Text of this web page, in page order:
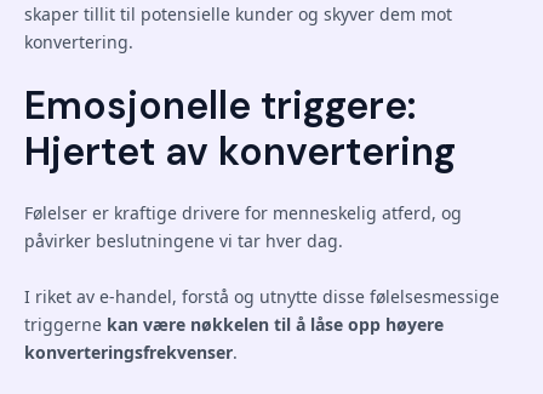
skaper tillit til potensielle kunder og skyver dem mot
konvertering.
Emosjonelle triggere:
Hjertet av konvertering
Følelser er kraftige drivere for menneskelig atferd, og
påvirker beslutningene vi tar hver dag.
I riket av e-handel, forstå og utnytte disse følelsesmessige
triggerne kan være nøkkelen til å låse opp høyere
konverteringsfrekvenser.